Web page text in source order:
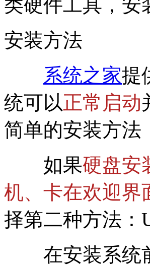
类硬件工具，安
安装方法
系统之家提
统可以正常启动
简单的安装方法
如果硬盘安
机、卡在欢迎界
择第二种方法：
在安装系统前